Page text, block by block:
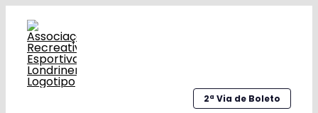
para
conteúdo
2ª Via de Boleto